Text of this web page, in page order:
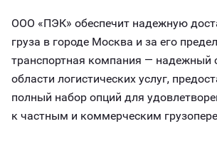
ООО «ПЭК» обеспечит надежную
груза в городе Москва и за его
транспортная компания — надежный
области логистических услуг,
полный набор опций для
к частным и коммерческим